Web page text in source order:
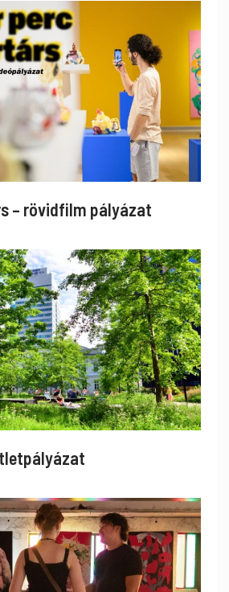
– rövidfilm pályázat